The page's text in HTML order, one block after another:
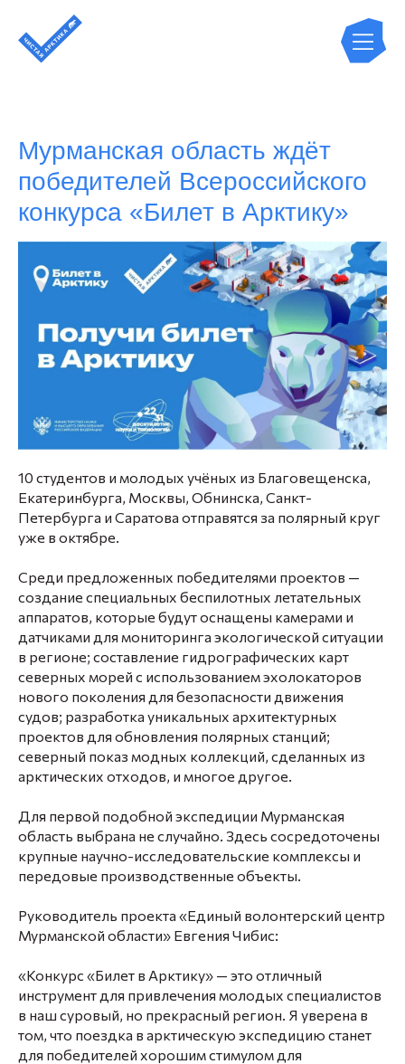
Мурманская область ждёт
победителей Всероссийского
конкурса «Билет в Арктику»
10 студентов и молодых учёных из Благовещенска,
Екатеринбурга, Москвы, Обнинска, Санкт-
Петербурга и Саратова отправятся за полярный круг
уже в октябре.
Среди предложенных победителями проектов —
создание специальных беспилотных летательных
аппаратов, которые будут оснащены камерами и
датчиками для мониторинга экологической ситуации
в регионе; составление гидрографических карт
северных морей с использованием эхолокаторов
нового поколения для безопасности движения
судов; разработка уникальных архитектурных
проектов для обновления полярных станций;
северный показ модных коллекций, сделанных из
арктических отходов, и многое другое.
Для первой подобной экспедиции Мурманская
область выбрана не случайно. Здесь сосредоточены
крупные научно-исследовательские комплексы и
передовые производственные объекты.
Руководитель проекта «Единый волонтерский центр
Мурманской области» Евгения Чибис:
«Конкурс «Билет в Арктику» — это отличный
инструмент для привлечения молодых специалистов
в наш суровый, но прекрасный регион. Я уверена в
том, что поездка в арктическую экспедицию станет
для победителей хорошим стимулом для